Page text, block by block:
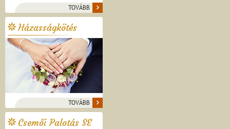
TOVÁBB
Házasságkötés
TOVÁBB
Csemői Palotás SE